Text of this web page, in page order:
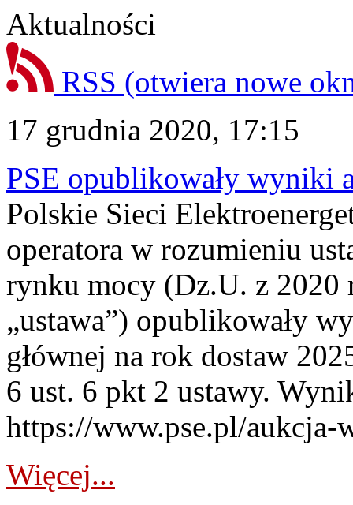
Aktualności
RSS (otwiera nowe
17 grudnia 2020, 17:15
PSE opublikowały wyniki
Polskie Sieci
operatora w rozumieniu
rynku mocy (Dz.U. z 2020
„ustawa”) opublikowały
głównej na rok dostaw
6 ust. 6 pkt 2 ustawy.
https://www.pse.pl/aukcja-
Więcej...